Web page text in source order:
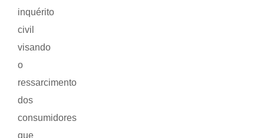
inquérito
civil
visando
o
ressarcimento
dos
consumidores
que